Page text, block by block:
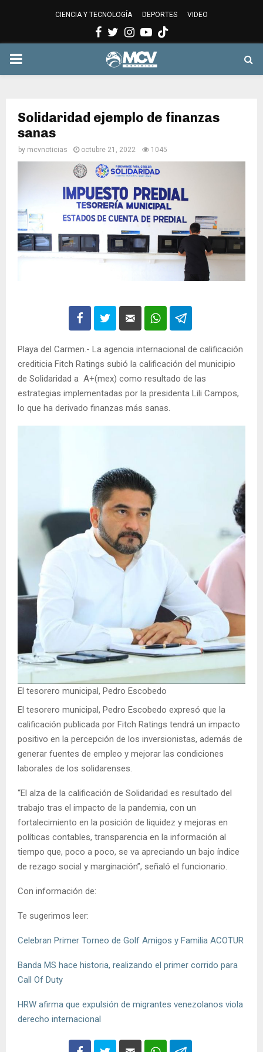
CIENCIA Y TECNOLOGÍA DEPORTES VIDEO
Facebook
Twitter
Instagram
Youtube
PRIMARY
Solidaridad ejemplo de finanzas
sanas
by mcvnoticias octubre 21, 2022 1045
Playa del Carmen.- La agencia internacional de calificación
crediticia Fitch Ratings subió la calificación del municipio
de Solidaridad a A+(mex) como resultado de las
estrategias implementadas por la presidenta Lili Campos,
lo que ha derivado finanzas más sanas.
El tesorero municipal, Pedro Escobedo
El tesorero municipal, Pedro Escobedo expresó que la
calificación publicada por Fitch Ratings tendrá un impacto
positivo en la percepción de los inversionistas, además de
generar fuentes de empleo y mejorar las condiciones
laborales de los solidarenses.
“El alza de la calificación de Solidaridad es resultado del
trabajo tras el impacto de la pandemia, con un
fortalecimiento en la posición de liquidez y mejoras en
políticas contables, transparencia en la información al
tiempo que, poco a poco, se va apreciando un bajo índice
de rezago social y marginación”, señaló el funcionario.
Con información de:
Te sugerimos leer:
Celebran Primer Torneo de Golf Amigos y Familia ACOTUR
Banda MS hace historia, realizando el primer corrido para
Call Of Duty
HRW afirma que expulsión de migrantes venezolanos viola
derecho internacional